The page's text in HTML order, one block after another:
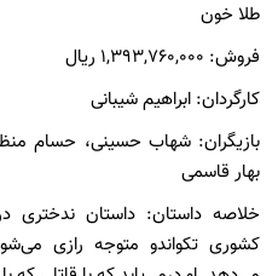
طلا خون
فروش: ۱,۳۹۳,۷۶۰,۰۰۰ ریال
کارگردان: ابراهیم شیبانی
بازیگران: شهاب حسینی، حسام
بهار قاسمی
خلاصه داستان: داستان ندختری
کشوری تکواندو متوجه رازی